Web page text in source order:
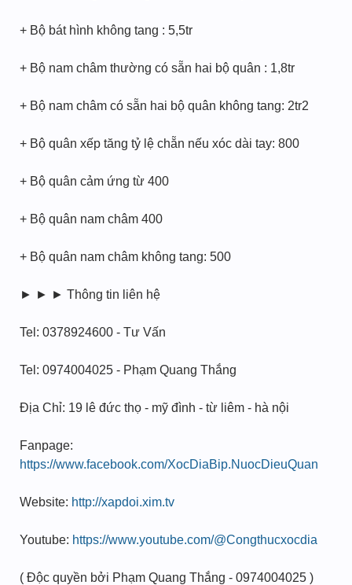
+ Bộ bát hình không tang : 5,5tr
+ Bộ nam châm thường có sẵn hai bộ quân : 1,8tr
+ Bộ nam châm có sẵn hai bộ quân không tang: 2tr2
+ Bộ quân xếp tăng tỷ lệ chẵn nếu xóc dài tay: 800
+ Bộ quân cảm ứng từ 400
+ Bộ quân nam châm 400
+ Bộ quân nam châm không tang: 500
► ► ► Thông tin liên hệ
Tel: 0378924600 - Tư Vấn
Tel: 0974004025 - Phạm Quang Thắng
Địa Chỉ: 19 lê đức thọ - mỹ đình - từ liêm - hà nội
Fanpage:
https://www.facebook.com/XocDiaBip.NuocDieuQuan
Website: http://xapdoi.xim.tv
Youtube: https://www.youtube.com/@Congthucxocdia
( Độc quyền bởi Phạm Quang Thắng - 0974004025 )